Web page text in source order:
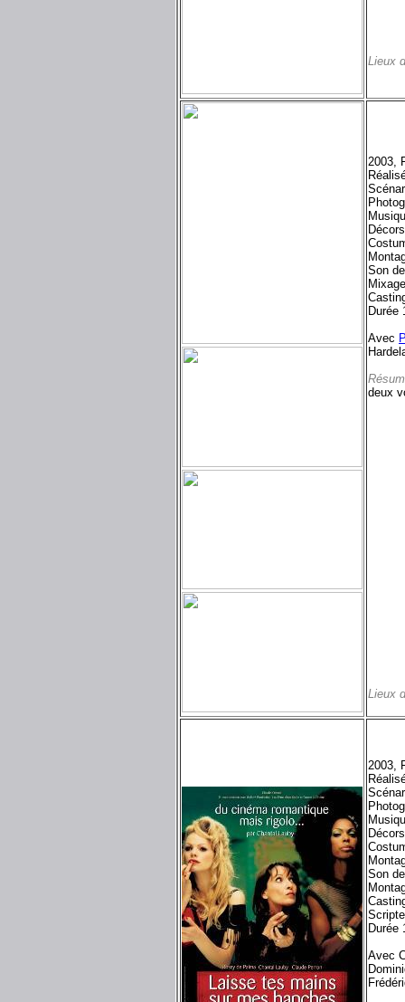
Lieux
2003,
Son
Durée
Avec
deux
Lieux
2003,
Son
Durée
Avec